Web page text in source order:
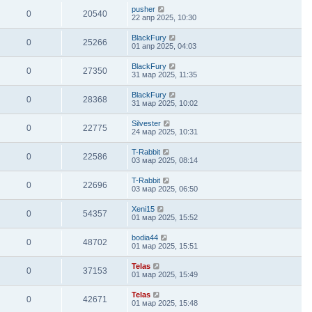
0 20540
pusher
22 апр 2025, 10:30
0 25266
BlackFury
01 апр 2025, 04:03
0 27350
BlackFury
31 мар 2025, 11:35
0 28368
BlackFury
31 мар 2025, 10:02
0 22775
Silvester
24 мар 2025, 10:31
0 22586
T-Rabbit
03 мар 2025, 08:14
0 22696
T-Rabbit
03 мар 2025, 06:50
0 54357
Xeni15
01 мар 2025, 15:52
0 48702
bodia44
01 мар 2025, 15:51
0 37153
Telas
01 мар 2025, 15:49
0 42671
Telas
01 мар 2025, 15:48